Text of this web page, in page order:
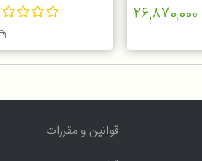
26,870,000
قوانین و مقررات